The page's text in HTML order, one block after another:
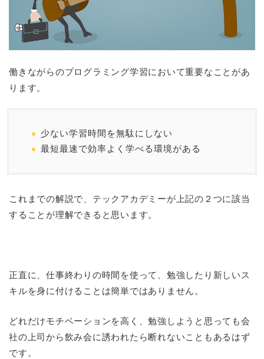
働きながらのプログラミング学習において重要なことがあ
ります。
少ない学習時間を無駄にしない
最短最速で効率よく学べる環境がある
これまでの解説で、テックアカデミーが上記の２つに該当
することが理解できると思います。
正直に、仕事終わりの時間を使って、勉強したり新しいス
キルを身に付けることは簡単ではありません。
どれだけモチベーションを高く、勉強しようと思っても会
社の上司から飲み会に誘われたら断れないこともあるはず
です。